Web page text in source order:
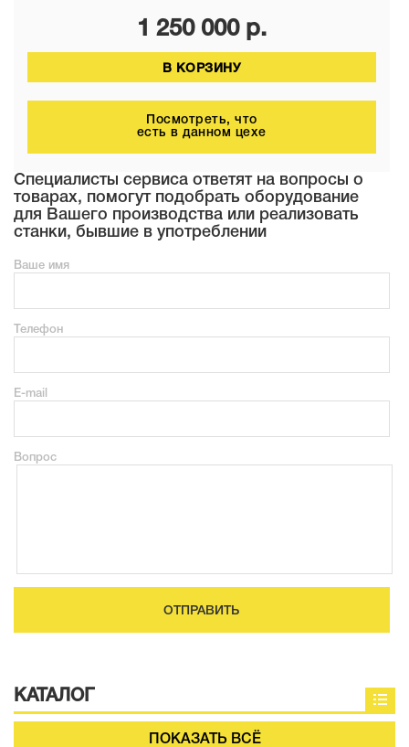
1 250 000р.
В КОРЗИНУ
Посмотреть, что
есть в данном цехе
Специалисты сервиса ответят на вопросы о
товарах, помогут подобрать оборудование
для Вашего производства или реализовать
станки, бывшие в употреблении
Ваше имя
Телефон
E-mail
Вопрос
ОТПРАВИТЬ
КАТАЛОГ
ПОКАЗАТЬ ВСЁ